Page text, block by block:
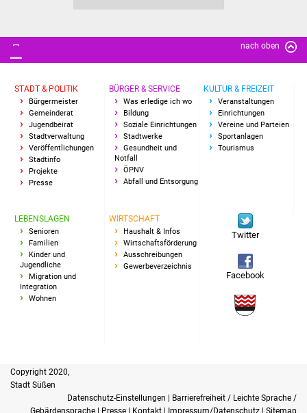
nach oben
STADT & POLITIK
Bürgermeister
Gemeinderat
Jugendbeirat
Stadtverwaltung
Veröffentlichungen
Stadtinfo
Projekte
Presse
BÜRGER & SERVICE
Was erledige ich wo
Bildung
Soziale Einrichtungen
Stadtwerke
Gesundheit und
Notfall
ÖPNV
Abfall und Entsorgung
KULTUR & FREIZEIT
Veranstaltungen
Einrichtungen
Vereine und Parteien
Sportanlagen
Tourismus
LEBENSLAGEN
Senioren
Familien
Kinder und
Jugendliche
Migration und
Integration
Wohnen
WIRTSCHAFT
Haushalt & Infos
Wirtschaftsförderung
Ausschreibungen
Gewerbeverzeichnis
Twitter
Facebook
Copyright 2020,
Stadt Süßen
Datenschutz-Einstellungen | Barrierefreiheit / Leichte Sprache /
Gebärdensprache | Presse | Kontakt | Impressum/Datenschutz | Sitemap